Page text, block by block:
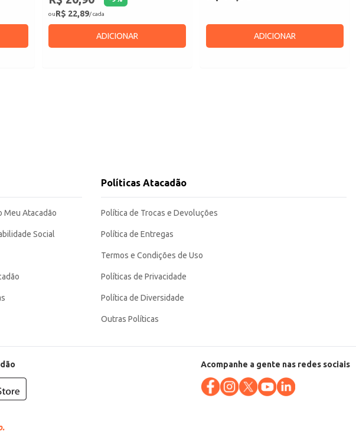
ouR$ 22,89/ cada
ADICIONAR ADICIONAR
Meu Atacadão
Social
Políticas Atacadão
Política de Trocas e Devoluções
Política de Entregas
Termos e Condições de Uso
Políticas de Privacidade
Política de Diversidade
Outras Políticas
Acompanhe a gente nas redes sociais